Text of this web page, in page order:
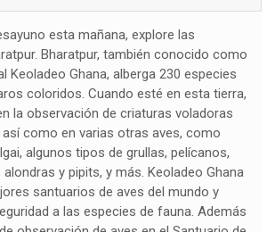
esta mañana, explore las
Bharatpur, también conocido como
Keoladeo Ghana, alberga 230 especies
coloridos. Cuando esté en esta tierra,
la observación de criaturas voladoras
como en varias otras aves, como
algunos tipos de grullas, pelícanos,
y pipits, y más. Keoladeo Ghana
santuarios de aves del mundo y
a las especies de fauna. Además